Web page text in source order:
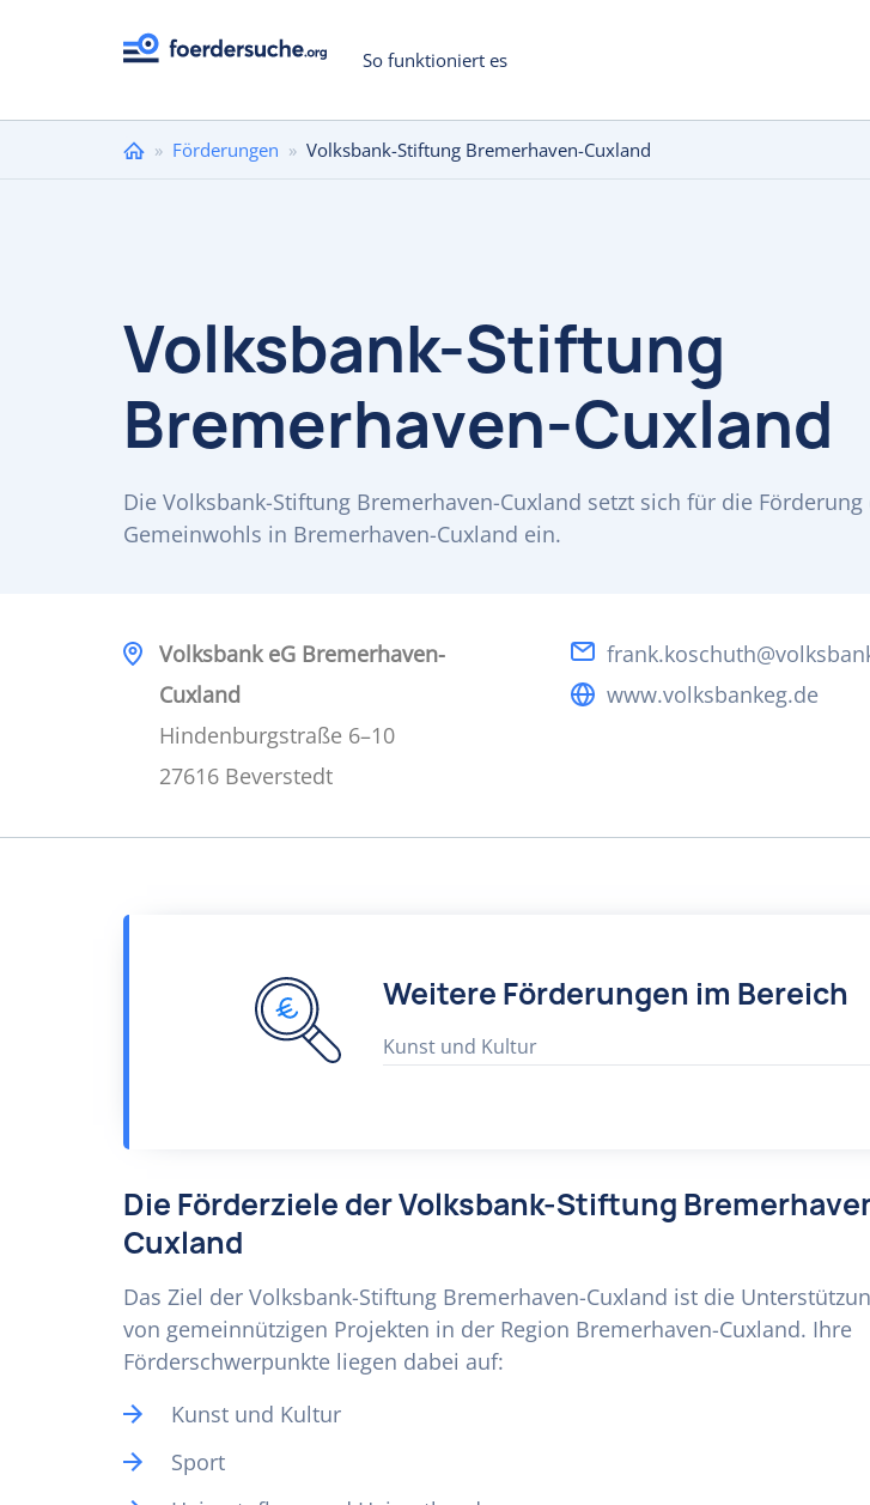
So funktioniert es
Sie
» Förderungen » Volksbank-Stiftung Bremerhaven-Cuxland
Volksbank-Stiftung
Bremerhaven-Cuxland
Die Volksbank-Stiftung Bremerhaven-Cuxland setzt sich für die Förderung
Gemeinwohls in Bremerhaven-Cuxland ein.
Volksbank eG Bremerhaven-
Cuxland
Hindenburgstraße 6–10
27616 Beverstedt
www.volksbankeg.de
Weitere Förderungen im Bereich
Kunst und Kultur
Die Förderziele der Volksbank-Stiftung
Cuxland
Das Ziel der Volksbank-Stiftung Bremerhaven-Cuxland ist die
von gemeinnützigen Projekten in der Region Bremerhaven-Cuxland. Ihre
Förderschwerpunkte liegen dabei auf:
Kunst und Kultur
Sport